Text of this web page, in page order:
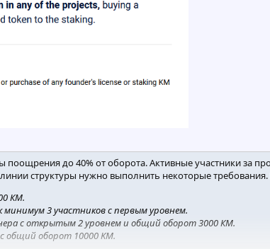
до 40% от оборота. Активные участники за
структуры нужно выполнить некоторые
КМ.
3 участников с первым уровнем.
с открытым 2 уровнем и общий оборот 3000 КМ.
общий оборот 10000 KM.